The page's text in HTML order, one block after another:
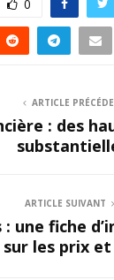
0
ARTICLE
: des
ARTICLE SUIVANT
: une fiche
les prix